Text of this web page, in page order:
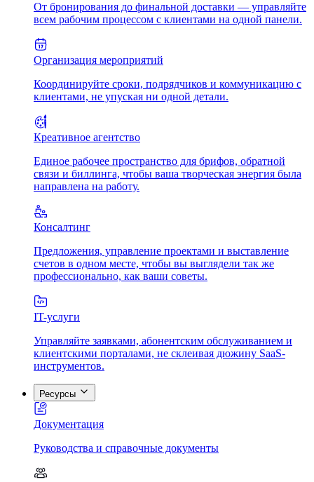
От бронирования до финальной доставки — управляйте
всем рабочим процессом с клиентами на одной панели.
Организация мероприятий
Координируйте сроки, подрядчиков и коммуникацию с
клиентами, не упуская ни одной детали.
Креативное агентство
Единое рабочее пространство для брифов, обратной
связи и биллинга, чтобы ваша творческая энергия была
направлена на работу.
Консалтинг
Предложения, управление проектами и выставление
счетов в одном месте, чтобы вы выглядели так же
профессионально, как ваши советы.
IT-услуги
Управляйте заявками, абонентским обслуживанием и
клиентскими порталами, не склеивая дюжину SaaS-
инструментов.
Ресурсы
Документация
Руководства и справочные документы